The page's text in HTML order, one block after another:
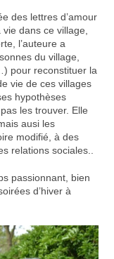
des lettres d’amour
dans ce village,
l’auteure a
du village,
pour reconstituer la
vie de ces villages
hypothèses
les trouver. Elle
ausi les
modifié, à des
relations sociales..
passionnant, bien
d’hiver à